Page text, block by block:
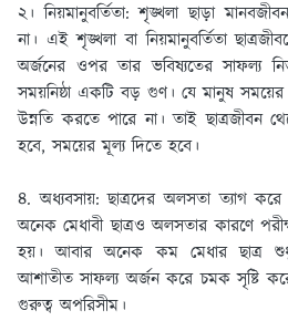
২। নিয়মানুবর্তিতা: শৃঙ্খলা ছাড়া
না। এই শৃঙ্খলা বা নিয়মানুবর্তিতা
অর্জনের ওপর তার ভবিষ্যতের সাফল্য
সময়নিষ্ঠা একটি বড় গুণ। যে মানুষ
উন্নতি করতে পারে না। তাই ছাত্রজীবন
হবে, সময়ের মূল্য দিতে হবে।
৪. অধ্যবসায়: ছাত্রদের অলসতা ত্যাগ করে
অনেক মেধাবী ছাত্রও অলসতার কারণে
হয়। আবার অনেক কম মেধার ছাত্র শুধু
আশাতীত সাফল্য অর্জন করে চমক সৃষ্টি
গুরুত্ব অপরিসীম।